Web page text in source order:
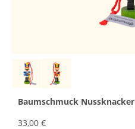
Baumschmuck Nussknacker
33,00 €